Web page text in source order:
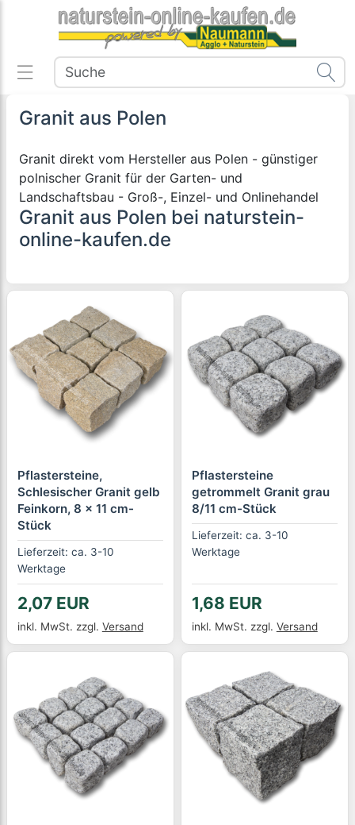
Granit aus Polen
Granit direkt vom Hersteller aus Polen - günstiger
polnischer Granit für der Garten- und
Landschaftsbau - Groß-, Einzel- und Onlinehandel
Granit aus Polen bei naturstein-
online-kaufen.de
Pflastersteine,
Schlesischer Granit gelb
Feinkorn, 8 x 11 cm-
Stück
Lieferzeit: ca. 3-10
Werktage
2,07 EUR
inkl. MwSt. zzgl. Versand
Pflastersteine
getrommelt Granit grau
8/11 cm-Stück
Lieferzeit: ca. 3-10
Werktage
1,68 EUR
inkl. MwSt. zzgl. Versand